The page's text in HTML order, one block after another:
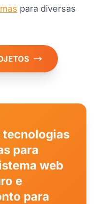
para diversas
tecnologias
para
web
e
para